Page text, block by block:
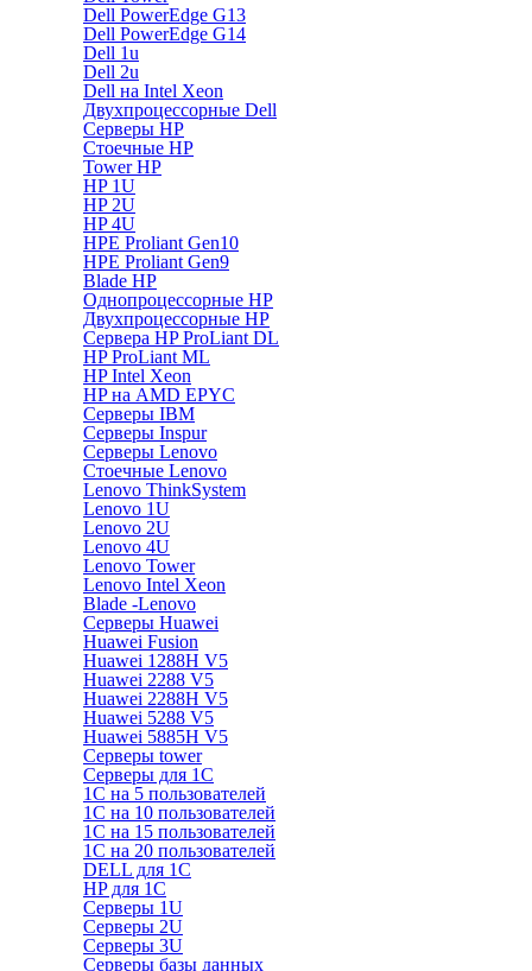
Dell PowerEdge G13
Dell PowerEdge G14
Dell 1u
Dell 2u
Dell на Intel Xeon
Двухпроцессорные Dell
Серверы HP
Стоечные HP
Tower HP
HP 1U
HP 2U
HP 4U
HPE Proliant Gen10
HPE Proliant Gen9
Blade HP
Однопроцессорные HP
Двухпроцессорные HP
Сервера HP ProLiant DL
HP ProLiant ML
HP Intel Xeon
HP на AMD EPYC
Серверы IBM
Серверы Inspur
Серверы Lenovo
Стоечные Lenovo
Lenovo ThinkSystem
Lenovo 1U
Lenovo 2U
Lenovo 4U
Lenovo Tower
Lenovo Intel Xeon
Blade -Lenovo
Серверы Huawei
Huawei Fusion
Huawei 1288H V5
Huawei 2288 V5
Huawei 2288H V5
Huawei 5288 V5
Huawei 5885H V5
Серверы tower
Серверы для 1C
1С на 5 пользователей
1С на 10 пользователей
1С на 15 пользователей
1С на 20 пользователей
DELL для 1С
HP для 1С
Серверы 1U
Серверы 2U
Серверы 3U
Серверы базы данных